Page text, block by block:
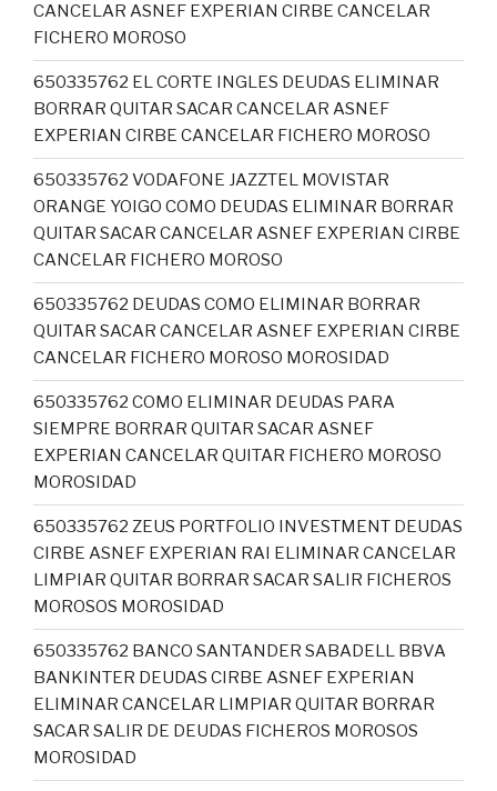
CANCELAR ASNEF EXPERIAN CIRBE CANCELAR
FICHERO MOROSO
650335762 EL CORTE INGLES DEUDAS ELIMINAR
BORRAR QUITAR SACAR CANCELAR ASNEF
EXPERIAN CIRBE CANCELAR FICHERO MOROSO
650335762 VODAFONE JAZZTEL MOVISTAR
ORANGE YOIGO COMO DEUDAS ELIMINAR BORRAR
QUITAR SACAR CANCELAR ASNEF EXPERIAN CIRBE
CANCELAR FICHERO MOROSO
650335762 DEUDAS COMO ELIMINAR BORRAR
QUITAR SACAR CANCELAR ASNEF EXPERIAN CIRBE
CANCELAR FICHERO MOROSO MOROSIDAD
650335762 COMO ELIMINAR DEUDAS PARA
SIEMPRE BORRAR QUITAR SACAR ASNEF
EXPERIAN CANCELAR QUITAR FICHERO MOROSO
MOROSIDAD
650335762 ZEUS PORTFOLIO INVESTMENT DEUDAS
CIRBE ASNEF EXPERIAN RAI ELIMINAR CANCELAR
LIMPIAR QUITAR BORRAR SACAR SALIR FICHEROS
MOROSOS MOROSIDAD
650335762 BANCO SANTANDER SABADELL BBVA
BANKINTER DEUDAS CIRBE ASNEF EXPERIAN
ELIMINAR CANCELAR LIMPIAR QUITAR BORRAR
SACAR SALIR DE DEUDAS FICHEROS MOROSOS
MOROSIDAD